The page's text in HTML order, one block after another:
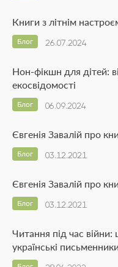
Книги з літнім
26.07.2024
Блог
Нон-фікшн для дітей:
екосвідомості
06.09.2024
Блог
Євгенія Завалій про
03.12.2021
Блог
Євгенія Завалій про
03.12.2021
Блог
Читання під час війни:
українські